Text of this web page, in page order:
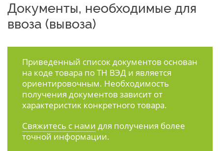
Документы, необходимые для
ввоза (вывоза)
Приведенный список документов основан
на коде товара по ТН ВЭД и является
ориентировочным. Необходимость
получения документов зависит от
характеристик конкретного товара.
Свяжитесь с нами для получения более
точной информации.